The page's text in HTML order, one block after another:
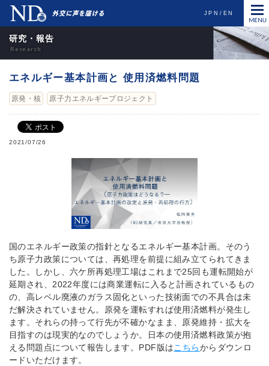
JPN EN
研究・報告
エネルギー基本計画と 使用済燃料問題
原発・核 原子力エネルギープロジェクト
2021/07/26
国のエネルギー政策の指針となるエネルギー基本計画。そのう
ち原子力政策については、再処理を前提に組み立てられてきま
した。しかし、六ケ所再処理工場はこれまで25回も運転開始が
延期され、2022年度には商業運転に入ると計画されているもの
の、高レベル廃液のガラス固化といった技術面での不具合は未
だ解決されていません。原発を運転すれば使用済燃料が発生し
ます。それらの持って行先が不確かなまま、原発維持・拡大を
目指すのは現実的なのでしょうか。日本の使用済燃料政策が抱
える問題点について報告します。PDF版はこちらからダウンロ
ードいただけます。